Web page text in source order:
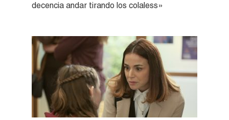
decencia andar tirando los colaless»